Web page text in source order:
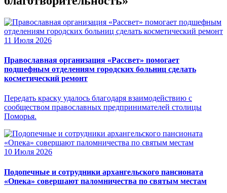
11 Июля 2026
Православная организация «Рассвет» помогает
подшефным отделениям городских больниц сделать
косметический ремонт
Передать краску удалось благодаря взаимодействию с
сообществом православных предпринимателей столицы
Поморья.
10 Июля 2026
Подопечные и сотрудники архангельского пансионата
«Опека» совершают паломничества по святым местам